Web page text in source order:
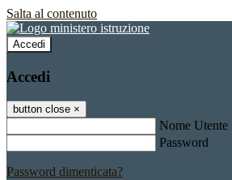
Salta al contenuto
Accedi
Accedi
button close ×
Nome Utente
Password
Password dimenticata?